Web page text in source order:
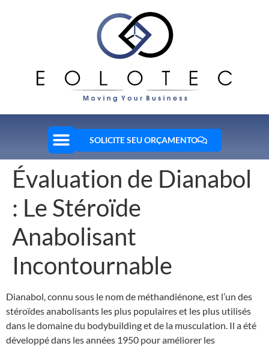
SOLICITE SEU ORÇAMENTO
Évaluation de Dianabol
: Le Stéroïde
Anabolisant
Incontournable
Dianabol, connu sous le nom de méthandiénone, est l’un des
stéroïdes anabolisants les plus populaires et les plus utilisés
dans le domaine du bodybuilding et de la musculation. Il a été
développé dans les années 1950 pour améliorer les